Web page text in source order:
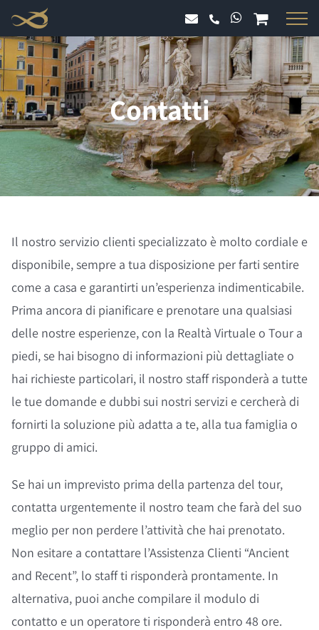
al
contenuto
Contatti
Il nostro servizio clienti specializzato è molto cordiale e
disponibile, sempre a tua disposizione per farti sentire
come a casa e garantirti un’esperienza indimenticabile.
Prima ancora di pianificare e prenotare una qualsiasi
delle nostre esperienze, con la Realtà Virtuale o Tour a
piedi, se hai bisogno di informazioni più dettagliate o
hai richieste particolari, il nostro staff risponderà a tutte
le tue domande e dubbi sui nostri servizi e cercherà di
fornirti la soluzione più adatta a te, alla tua famiglia o
gruppo di amici.
Se hai un imprevisto prima della partenza del tour,
contatta urgentemente il nostro team che farà del suo
meglio per non perdere l’attività che hai prenotato.
Non esitare a contattare l’Assistenza Clienti “Ancient
and Recent”, lo staff ti risponderà prontamente. In
alternativa, puoi anche compilare il modulo di
contatto e un operatore ti risponderà entro 48 ore.